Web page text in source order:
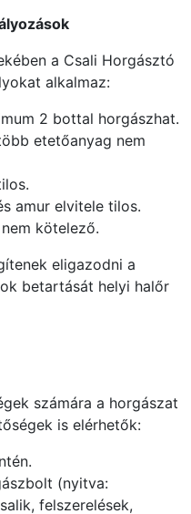
a Csali Horgásztó
alkalmaz:
2 bottal horgászhat.
etetőanyag nem
amur elvitele tilos.
kötelező.
eligazodni a
betartását helyi halőr
számára a horgászat
is elérhetők:
(nyitva:
felszerelések,